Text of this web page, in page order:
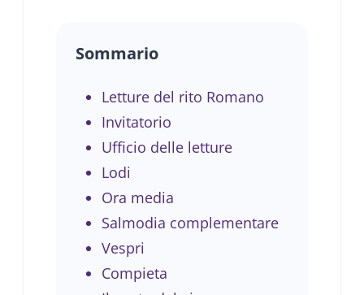
Sommario
Letture del rito Romano
Invitatorio
Ufficio delle letture
Lodi
Ora media
Salmodia complementare
Vespri
Compieta